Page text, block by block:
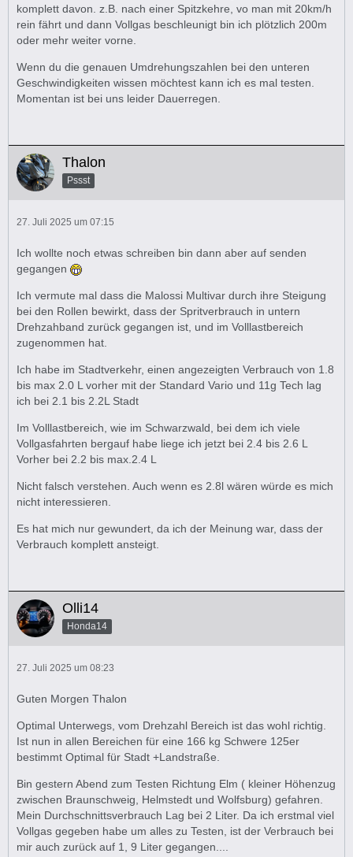
komplett davon. z.B. nach einer Spitzkehre, vo man mit 20km/h
rein fährt und dann Vollgas beschleunigt bin ich plötzlich 200m
oder mehr weiter vorne.
Wenn du die genauen Umdrehungszahlen bei den unteren
Geschwindigkeiten wissen möchtest kann ich es mal testen.
Momentan ist bei uns leider Dauerregen.
Thalon
Pssst
27. Juli 2025 um 07:15
Ich wollte noch etwas schreiben bin dann aber auf senden
gegangen
Ich vermute mal dass die Malossi Multivar durch ihre Steigung
bei den Rollen bewirkt, dass der Spritverbrauch in untern
Drehzahband zurück gegangen ist, und im Volllastbereich
zugenommen hat.
Ich habe im Stadtverkehr, einen angezeigten Verbrauch von 1.8
bis max 2.0 L vorher mit der Standard Vario und 11g Tech lag
ich bei 2.1 bis 2.2L Stadt
Im Volllastbereich, wie im Schwarzwald, bei dem ich viele
Vollgasfahrten bergauf habe liege ich jetzt bei 2.4 bis 2.6 L
Vorher bei 2.2 bis max.2.4 L
Nicht falsch verstehen. Auch wenn es 2.8l wären würde es mich
nicht interessieren.
Es hat mich nur gewundert, da ich der Meinung war, dass der
Verbrauch komplett ansteigt.
Olli14
Honda14
27. Juli 2025 um 08:23
Guten Morgen Thalon
Optimal Unterwegs, vom Drehzahl Bereich ist das wohl richtig.
Ist nun in allen Bereichen für eine 166 kg Schwere 125er
bestimmt Optimal für Stadt +Landstraße.
Bin gestern Abend zum Testen Richtung Elm ( kleiner Höhenzug
zwischen Braunschweig, Helmstedt und Wolfsburg) gefahren.
Mein Durchschnittsverbrauch Lag bei 2 Liter. Da ich erstmal viel
Vollgas gegeben habe um alles zu Testen, ist der Verbrauch bei
mir auch zurück auf 1, 9 Liter gegangen....